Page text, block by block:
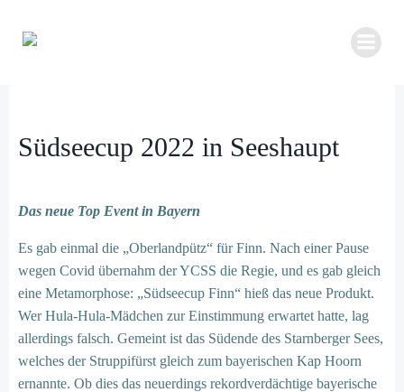
Südseecup 2022 in Seeshaupt
Das neue Top Event in Bayern
Es gab einmal die „Oberlandpütz“ für Finn. Nach einer Pause
wegen Covid übernahm der YCSS die Regie, und es gab gleich
eine Metamorphose: „Südseecup Finn“ hieß das neue Produkt.
Wer Hula-Hula-Mädchen zur Einstimmung erwartet hatte, lag
allerdings falsch. Gemeint ist das Südende des Starnberger Sees,
welches der Struppifürst gleich zum bayerischen Kap Hoorn
ernannte. Ob dies das neuerdings rekordverdächtige bayerische